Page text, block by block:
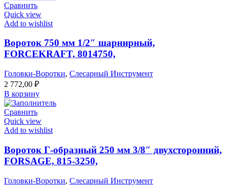
Сравнить
Quick view
Add to wishlist
Вороток 750 мм 1/2″ шарнирный,
FORCEKRAFT, 8014750,
Головки-Воротки, Слесарный Инструмент
2 772,00 ₽
В корзину
Сравнить
Quick view
Add to wishlist
Вороток Г-образный 250 мм 3/8″ двухсторонний,
FORSAGE, 815-3250,
Головки-Воротки, Слесарный Инструмент